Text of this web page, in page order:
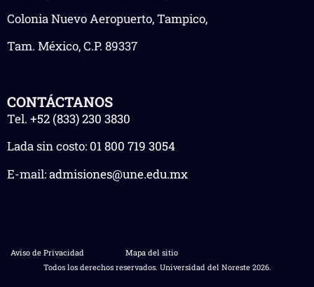
Colonia Nuevo Aeropuerto, Tampico,
Tam. México, C.P. 89337
CONTÁCTANOS
Tel. +52 (833) 230 3830
Lada sin costo: 01 800 719 3054
E-mail:admisiones@une.edu.mx
Aviso de Privacidad
Todos los derechos reservados. Universidad del Noreste 2026.
Mapa del sitio